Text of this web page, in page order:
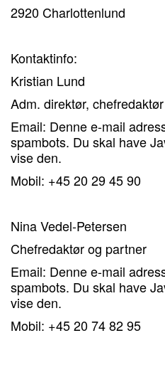
2920 Charlottenlund
Kontaktinfo:
Kristian Lund
Adm. direktør, chefredaktør
Email: Denne e-mail
spambots. Du skal have
vise den.
Mobil: +45 20 29 45 90
Nina Vedel-Petersen
Chefredaktør og partner
Email: Denne e-mail
spambots. Du skal have
vise den.
Mobil: +45 20 74 82 95